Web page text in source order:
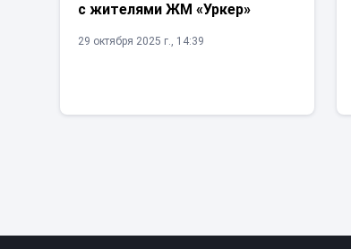
с жителями ЖМ «Уркер»
29 октября 2025 г., 14:39